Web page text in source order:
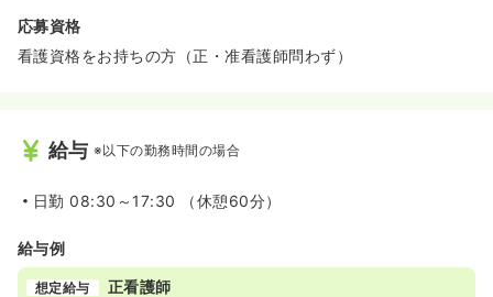
応募資格
看護資格をお持ちの方（正・准看護師問わず）
給与 ※以下の勤務時間の場合
日勤 08:30～17:30 （休憩60分）
給与例
想定給与 正看護師